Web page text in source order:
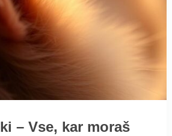
– Vse, kar moraš